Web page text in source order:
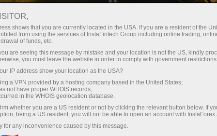
MetaTrader 4
Download MT4 para
PC, IOS, Android:
Melhor Terminal de
Negociação
Todo cliente da InstaForex é livre para escolher
uma plataforma de negociação que melhor se
shows that you are currently located in the USA. If you are a resident of the
from using the services of InstaFintech Group including online trading,
of funds, etc.
are seeing this message by mistake and your location is not the US, kindly
you must leave the website in order to comply with government
IP address show your location as the USA?
a VPN provided by a hosting company based in the United States;
not have proper WHOIS records;
in the WHOIS geolocation database.
whether you are a US resident or not by clicking the relevant button below. If
being a US resident, you will not be able to open an account with InstaForex
for any inconvenience caused by this message.